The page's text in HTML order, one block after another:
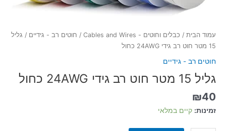
עמוד הבית / כבלים וחוטים - Cables and Wires / חוטים רב - גידיים / גליל
15 מטר חוט רב גידי 24AWG כחול
חוטים רב - גידיים
גליל 15 מטר חוט רב גידי 24AWG כחול
₪40
זמינות: קיים במלאי
24AWG
כחול